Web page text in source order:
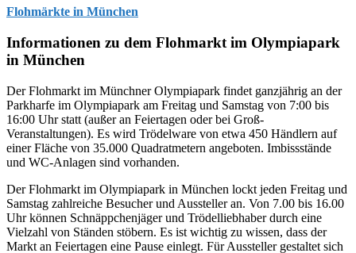
Flohmärkte in München
Informationen zu dem Flohmarkt im Olympiapark
in München
Der Flohmarkt im Münchner Olympiapark findet ganzjährig an der
Parkharfe im Olympiapark am Freitag und Samstag von 7:00 bis
16:00 Uhr statt (außer an Feiertagen oder bei Groß-
Veranstaltungen). Es wird Trödelware von etwa 450 Händlern auf
einer Fläche von 35.000 Quadratmetern angeboten. Imbissstände
und WC-Anlagen sind vorhanden.
Der Flohmarkt im Olympiapark in München lockt jeden Freitag und
Samstag zahlreiche Besucher und Aussteller an. Von 7.00 bis 16.00
Uhr können Schnäppchenjäger und Trödelliebhaber durch eine
Vielzahl von Ständen stöbern. Es ist wichtig zu wissen, dass der
Markt an Feiertagen eine Pause einlegt. Für Aussteller gestaltet sich